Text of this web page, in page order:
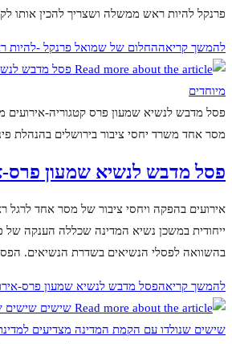
פרנקל להיות ראש ממשלה ושצריך להכין אותו
להמשך קריאההחלום של שמואל פרנקל -
פסל מדבש לנשיא שמעון פרס קטגוריה-אירועים
מסר אחד משרד יחסי ציבור בירושלים בהנהלת
פסל מדבש לנשיא שמעון פרס-
אירועים בהפקה ויחסי ציבור של מסר אחד לרגל
ייחודית במשכן נשיא המדינה שכללה הענקה של
בהשוואה לפסלי הנשיאים בשדרת הנשיאים.
להמשך קריאהפסל מדבש לנשיא שמעון פרס-